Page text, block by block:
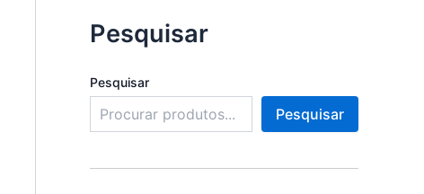
Pesquisar
Pesquisar
Pesquisar